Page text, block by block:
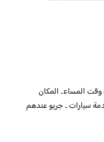
المساء.. المكان
سيارات .. جربو عندهم